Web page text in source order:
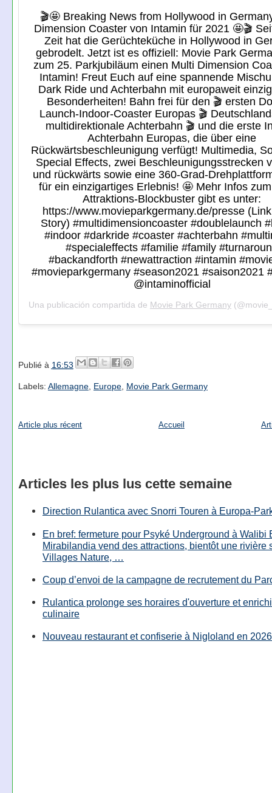
🎬🤩 Breaking News from Hollywood in
Dimension Coaster von Intamin für 2021 🤩🎬
Zeit hat die Gerüchteküche in Hollywood in
gebrodelt. Jetzt ist es offiziell: Movie Park
zum 25. Parkjubiläum einen Multi Dimension
Intamin! Freut Euch auf eine spannende
Dark Ride und Achterbahn mit europaweit
Besonderheiten! Bahn frei für den 🎬 ersten
Launch-Indoor-Coaster Europas 🎬
multidirektionale Achterbahn 🎬 und die erste
Achterbahn Europas, die über eine
Rückwärtsbeschleunigung verfügt! Multimedia,
Special Effects, zwei Beschleunigungsstrecken
und rückwärts sowie eine 360-Grad-
für ein einzigartiges Erlebnis! 🤩 Mehr Infos
Attraktions-Blockbuster gibt es unter:
https://www.movieparkgermany.de/presse
Story) #multidimensioncoaster #doublelaunch
#indoor #darkride #coaster #achterbahn
#specialeffects #familie #family
#backandforth #newattraction #intamin
#movieparkgermany #season2021 #saison2021
@intaminofficial
Una publicación compartida de Movie Park Germany
Publié à 16:53
Labels: Allemagne, Europe, Movie Park Germany
Article plus récent Accueil
Articles les plus lus cette semaine
Direction Rulantica avec Snorri Touren à Europa-
En bref: fermeture pour Psyké Underground à Walibi
Mirabilandia vend des attractions, bientôt une rivière
Villages Nature, …
Coup d’envoi de la campagne de recrutement du
Rulantica prolonge ses horaires d'ouverture et
culinaire
Nouveau restaurant et confiserie à Nigloland en 2026